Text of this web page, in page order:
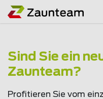
Sind Sie ein
Zaunteam?
Profitieren Sie vom